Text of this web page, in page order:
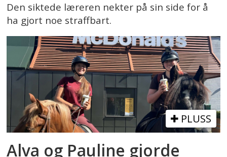
Den siktede læreren nekter på sin side for å
ha gjort noe straffbart.
PLUSS
Alva og Pauline gjorde